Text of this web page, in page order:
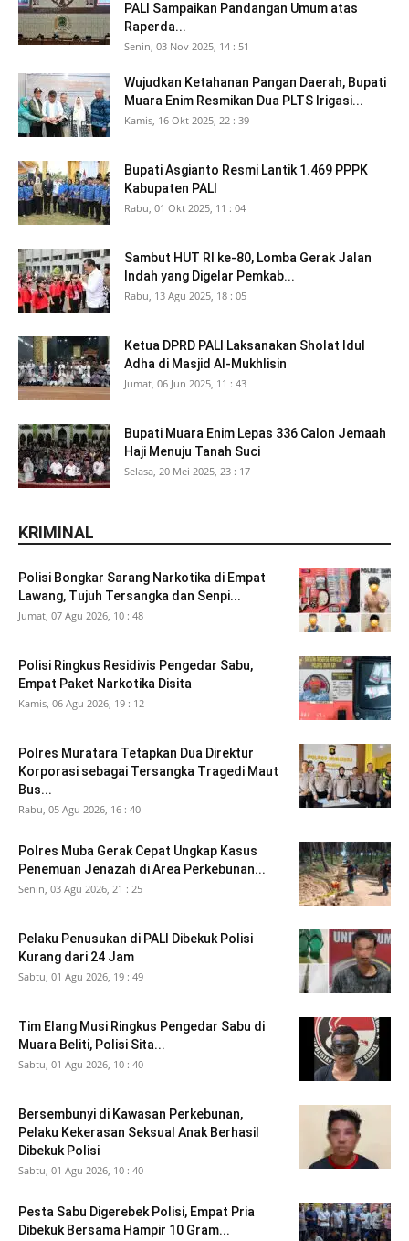
PALI Sampaikan Pandangan Umum atas
Raperda...
Senin, 03 Nov 2025, 14 : 51
Wujudkan Ketahanan Pangan Daerah, Bupati
Muara Enim Resmikan Dua PLTS Irigasi...
Kamis, 16 Okt 2025, 22 : 39
Bupati Asgianto Resmi Lantik 1.469 PPPK
Kabupaten PALI
Rabu, 01 Okt 2025, 11 : 04
Sambut HUT RI ke-80, Lomba Gerak Jalan
Indah yang Digelar Pemkab...
Rabu, 13 Agu 2025, 18 : 05
Ketua DPRD PALI Laksanakan Sholat Idul
Adha di Masjid Al-Mukhlisin
Jumat, 06 Jun 2025, 11 : 43
Bupati Muara Enim Lepas 336 Calon Jemaah
Haji Menuju Tanah Suci
Selasa, 20 Mei 2025, 23 : 17
KRIMINAL
Polisi Bongkar Sarang Narkotika di Empat
Lawang, Tujuh Tersangka dan Senpi...
Jumat, 07 Agu 2026, 10 : 48
Polisi Ringkus Residivis Pengedar Sabu,
Empat Paket Narkotika Disita
Kamis, 06 Agu 2026, 19 : 12
Polres Muratara Tetapkan Dua Direktur
Korporasi sebagai Tersangka Tragedi Maut
Bus...
Rabu, 05 Agu 2026, 16 : 40
Polres Muba Gerak Cepat Ungkap Kasus
Penemuan Jenazah di Area Perkebunan...
Senin, 03 Agu 2026, 21 : 25
Pelaku Penusukan di PALI Dibekuk Polisi
Kurang dari 24 Jam
Sabtu, 01 Agu 2026, 19 : 49
Tim Elang Musi Ringkus Pengedar Sabu di
Muara Beliti, Polisi Sita...
Sabtu, 01 Agu 2026, 10 : 40
Bersembunyi di Kawasan Perkebunan,
Pelaku Kekerasan Seksual Anak Berhasil
Dibekuk Polisi
Sabtu, 01 Agu 2026, 10 : 40
Pesta Sabu Digerebek Polisi, Empat Pria
Dibekuk Bersama Hampir 10 Gram...